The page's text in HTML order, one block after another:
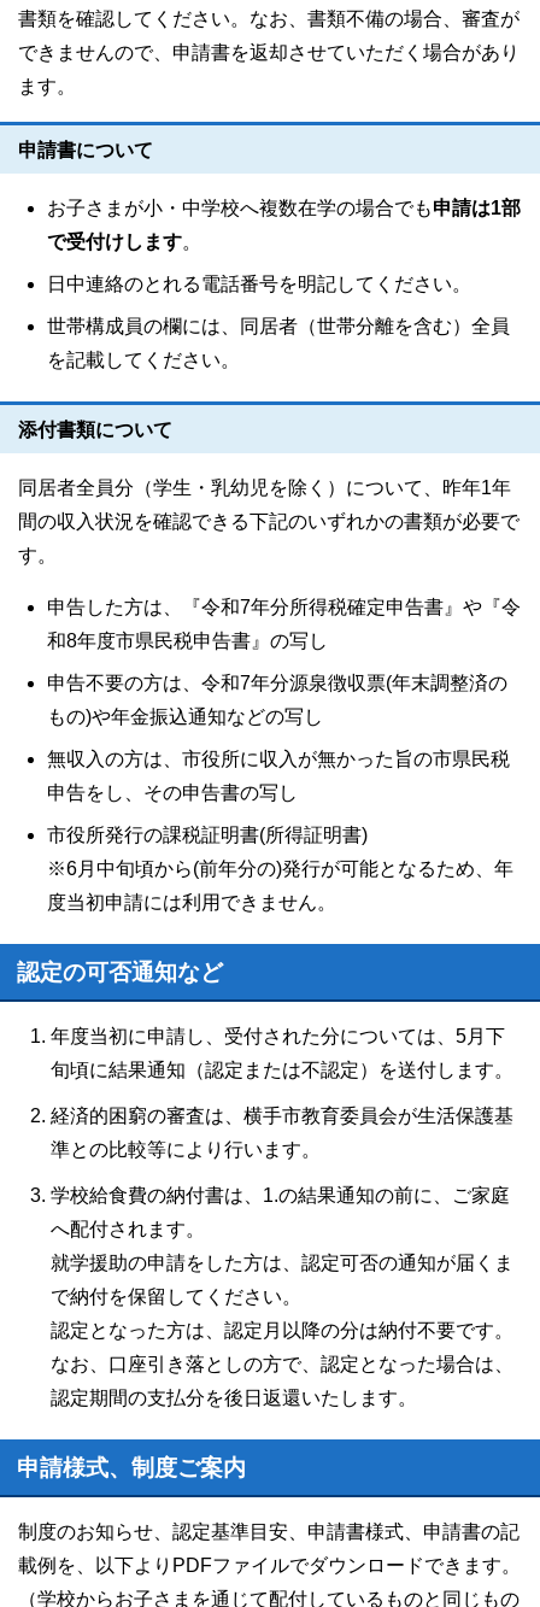
書類を確認してください。なお、書類不備の場合、審査が
できませんので、申請書を返却させていただく場合があり
ます。
申請書について
お子さまが小・中学校へ複数在学の場合でも申請は1部
で受付けします。
日中連絡のとれる電話番号を明記してください。
世帯構成員の欄には、同居者（世帯分離を含む）全員
を記載してください。
添付書類について
同居者全員分（学生・乳幼児を除く）について、昨年1年
間の収入状況を確認できる下記のいずれかの書類が必要で
す。
申告した方は、『令和7年分所得税確定申告書』や『令
和8年度市県民税申告書』の写し
申告不要の方は、令和7年分源泉徴収票(年末調整済の
もの)や年金振込通知などの写し
無収入の方は、市役所に収入が無かった旨の市県民税
申告をし、その申告書の写し
市役所発行の課税証明書(所得証明書)
※6月中旬頃から(前年分の)発行が可能となるため、年
度当初申請には利用できません。
認定の可否通知など
年度当初に申請し、受付された分については、5月下
旬頃に結果通知（認定または不認定）を送付します。
経済的困窮の審査は、横手市教育委員会が生活保護基
準との比較等により行います。
学校給食費の納付書は、1.の結果通知の前に、ご家庭
へ配付されます。
就学援助の申請をした方は、認定可否の通知が届くま
で納付を保留してください。
認定となった方は、認定月以降の分は納付不要です。
なお、口座引き落としの方で、認定となった場合は、
認定期間の支払分を後日返還いたします。
申請様式、制度ご案内
制度のお知らせ、認定基準目安、申請書様式、申請書の記
載例を、以下よりPDFファイルでダウンロードできます。
（学校からお子さまを通じて配付しているものと同じもの